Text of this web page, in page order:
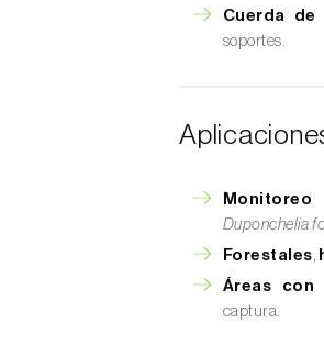
Cuerda de
soportes.
Duponchelia
Forestales
Áreas con
captura.